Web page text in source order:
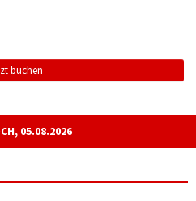
buchen
05.08.2026